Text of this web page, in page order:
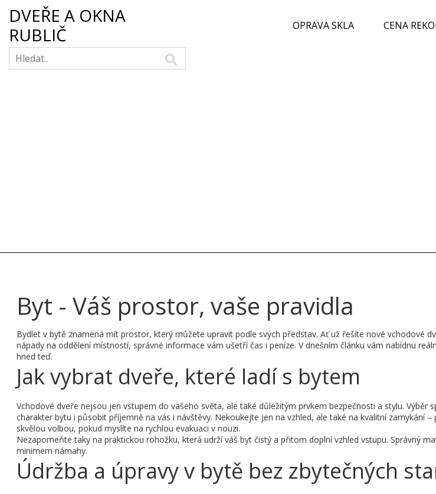
DVEŘE A OKNA
RUBLIČ
OPRAVA SKLA CENA
Byt - Váš prostor, vaše pravidla
Bydlet v bytě znamená mít prostor, který můžete upravit podle svých představ. Ať už řešíte nové vchodové
nápady na oddělení místností, správné informace vám ušetří čas i peníze. V dnešním článku vám nabídnu
hned teď.
Jak vybrat dveře, které ladí s bytem
Vchodové dveře nejsou jen vstupem do vašeho světa, ale také důležitým prvkem bezpečnosti a stylu. Výběr
charakter bytu i působit příjemně na vás i návštěvy. Nekoukejte jen na vzhled, ale také na kvalitní zamykání
skvělou volbou, pokud myslíte na rychlou evakuaci v nouzi.
Nezapomeňte taky na praktickou rohožku, která udrží váš byt čistý a přitom doplní vzhled vstupu. Správný
minimem námahy.
Údržba a úpravy v bytě bez zbytečných